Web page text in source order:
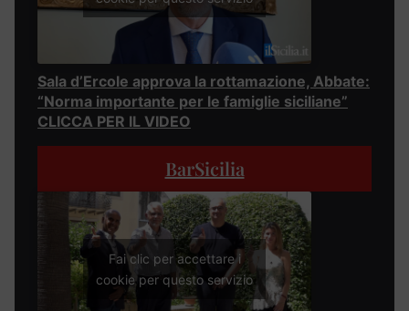
Sala d’Ercole approva la rottamazione, Abbate:
“Norma importante per le famiglie siciliane”
CLICCA PER IL VIDEO
BarSicilia
Fai clic per accettare i
cookie per questo servizio